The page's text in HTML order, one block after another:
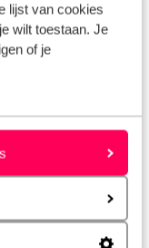
lijst van cookies
wilt toestaan. Je
of je
Goede
en
we zeker